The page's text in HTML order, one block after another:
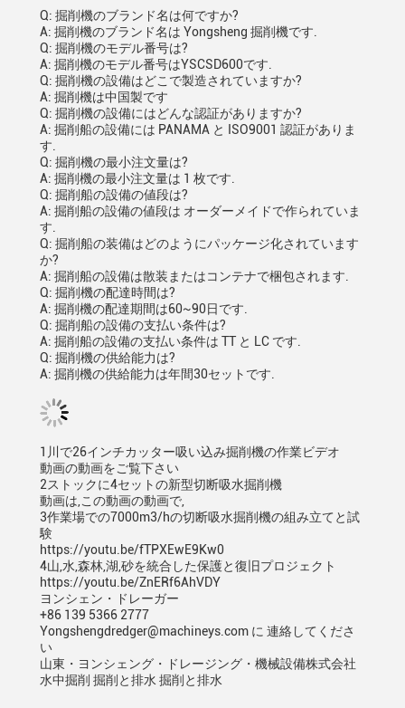
Q: 掘削機のブランド名は何ですか?
A: 掘削機のブランド名は Yongsheng 掘削機です.
Q: 掘削機のモデル番号は?
A: 掘削機のモデル番号はYSCSD600です.
Q: 掘削機の設備はどこで製造されていますか?
A: 掘削機は中国製です
Q: 掘削機の設備にはどんな認証がありますか?
A: 掘削船の設備には PANAMA と ISO9001 認証がありま
す.
Q: 掘削機の最小注文量は?
A: 掘削機の最小注文量は 1 枚です.
Q: 掘削船の設備の値段は?
A: 掘削船の設備の値段は オーダーメイドで作られていま
す.
Q: 掘削船の装備はどのようにパッケージ化されています
か?
A: 掘削船の設備は散装またはコンテナで梱包されます.
Q: 掘削機の配達時間は?
A: 掘削機の配達期間は60~90日です.
Q: 掘削船の設備の支払い条件は?
A: 掘削船の設備の支払い条件は TT と LC です.
Q: 掘削機の供給能力は?
A: 掘削機の供給能力は年間30セットです.
1川で26インチカッター吸い込み掘削機の作業ビデオ
動画の動画をご覧下さい
2ストックに4セットの新型切断吸水掘削機
動画は,この動画の動画で,
3作業場での7000m3/hの切断吸水掘削機の組み立てと試
験
https://youtu.be/fTPXEwE9Kw0
4山,水,森林,湖,砂を統合した保護と復旧プロジェクト
https://youtu.be/ZnERf6AhVDY
ヨンシェン・ドレーガー
+86 139 5366 2777
Yongshengdredger@machineys.com に 連絡してくださ
い
山東・ヨンシェング・ドレージング・機械設備株式会社
水中掘削 掘削と排水 掘削と排水